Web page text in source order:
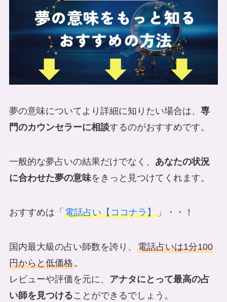
夢の意味についてより詳細に知りたい場合は、 専
門のカウンセラーに相談するのがおすすめです。
一般的な夢占いの結果だけでなく、 あなたの状況
に合わせた夢の意味をきっと見つけてくれます。
おすすめは「 電話占い【ココナラ】」・・！
国内最大級の占い師数を誇り、 電話占いは1分100
円からと低価格。
レビューや評価を元に、 アナタにとって最高の占
い師を見つけることができるでしょう。